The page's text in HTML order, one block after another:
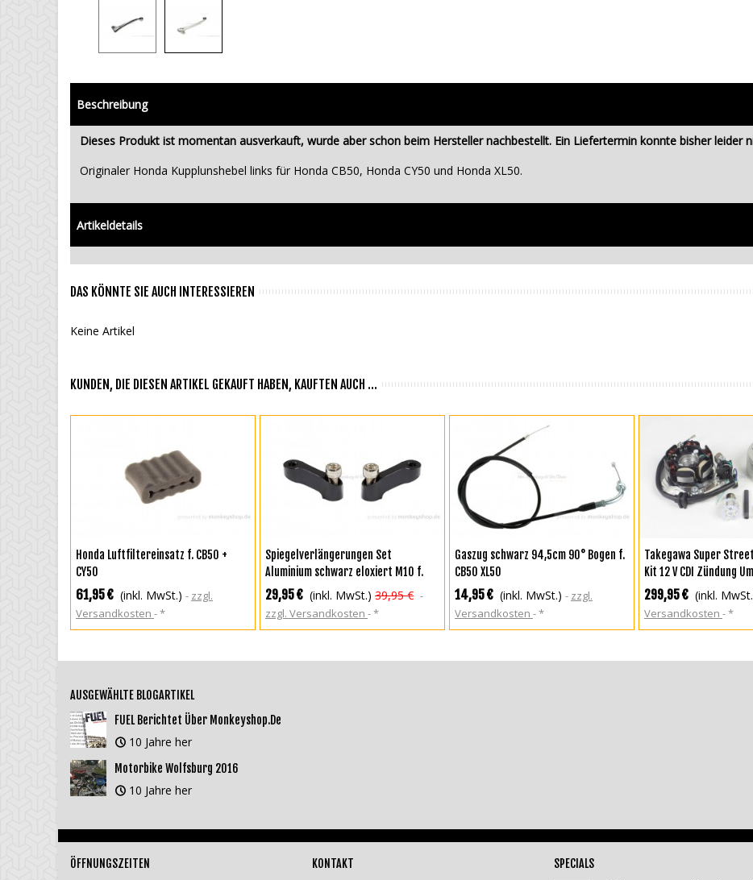
Beschreibung
Dieses Produkt ist momentan ausverkauft, wurde aber schon beim Hersteller nachbestellt. Ein Liefertermin konnte bisher leider
Originaler Honda Kupplunshebel links für Honda CB50, Honda CY50 und Honda XL50.
Artikeldetails
DAS KÖNNTE SIE AUCH INTERESSIEREN
Keine Artikel
KUNDEN, DIE DIESEN ARTIKEL GEKAUFT HABEN, KAUFTEN AUCH ...
IN DEN WARENKORB
Honda Luftfiltereinsatz f. CB50 +
CY50
61,95 € (inkl. MwSt.)
zzgl.
Versandkosten
*
IN DEN WARENKORB
Spiegelverlängerungen Set
Aluminium schwarz eloxiert M10 f.
MSX + Monkey 125 + Super Cub 125 +
Dax 125
29,95 € (inkl. MwSt.) 39,95 €
zzgl. Versandkosten *
ZUR WUNSCHLISTE HINZUFÜGEN
Gaszug schwarz 94,5cm 90° Bogen f.
CB50 XL50
14,95 € (inkl. MwSt.)
zzgl.
Versandkosten
*
ZUR
Takegawa Super
Kit 12 V CDI Zündung
CY50 XL50 CB50 6 V
299,95 € (inkl.
Versandkosten
*
AUSGEWÄHLTE BLOGARTIKEL
FUEL Berichtet Über Monkeyshop.de
10 Jahre her
Motorbike Wolfsburg 2016
10 Jahre her
ÖFFNUNGSZEITEN KONTAKT
SPECIALS